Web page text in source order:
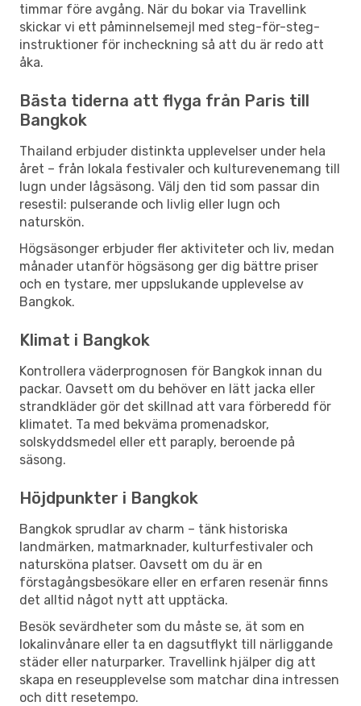
timmar före avgång. När du bokar via Travellink
skickar vi ett påminnelsemejl med steg-för-steg-
instruktioner för incheckning så att du är redo att
åka.
Bästa tiderna att flyga från Paris till
Bangkok
Thailand erbjuder distinkta upplevelser under hela
året – från lokala festivaler och kulturevenemang till
lugn under lågsäsong. Välj den tid som passar din
resestil: pulserande och livlig eller lugn och
naturskön.
Högsäsonger erbjuder fler aktiviteter och liv, medan
månader utanför högsäsong ger dig bättre priser
och en tystare, mer uppslukande upplevelse av
Bangkok.
Klimat i Bangkok
Kontrollera väderprognosen för Bangkok innan du
packar. Oavsett om du behöver en lätt jacka eller
strandkläder gör det skillnad att vara förberedd för
klimatet. Ta med bekväma promenadskor,
solskyddsmedel eller ett paraply, beroende på
säsong.
Höjdpunkter i Bangkok
Bangkok sprudlar av charm – tänk historiska
landmärken, matmarknader, kulturfestivaler och
natursköna platser. Oavsett om du är en
förstagångsbesökare eller en erfaren resenär finns
det alltid något nytt att upptäcka.
Besök sevärdheter som du måste se, ät som en
lokalinvånare eller ta en dagsutflykt till närliggande
städer eller naturparker. Travellink hjälper dig att
skapa en reseupplevelse som matchar dina intressen
och ditt resetempo.